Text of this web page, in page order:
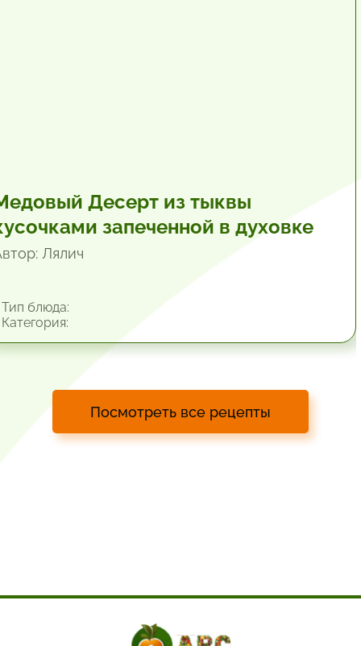
Десерт из тыквы
запеченной в духовке
Лялич
блюда:
Посмотреть все рецепты